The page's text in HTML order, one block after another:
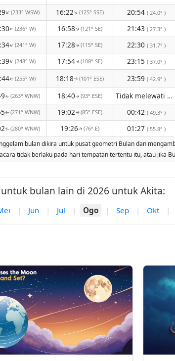
↑(233° WSW) 16:22↑(125° SSE) 20:54 ( 24.0° )
↑(236° W) 16:58↑(121° SE) 21:43 ( 27.3° )
↑(241° W) 17:28↑(115° SE) 22:30 ( 31.7° )
↑(248° W) 17:54↑(108° SE) 23:15 ( 37.0° )
↑(255° W) 18:18↑(101° ESE) 23:59 ( 42.9° )
↑(263° WNW) 18:40↑(93° ESE) Tidak melewati meridian
↑(271° WNW) 19:02↑(85° ESE) 00:42 ( 49.3° )
↑(280° WNW) 19:26↑(76° E) 01:27 ( 55.8° )
bulan dikira untuk pusat geometri Bulan dan
tidak berlaku pada hari tempatan tertentu itu, atau
bulan lain di 2026 untuk Akita:
| Jun | Jul | Ogo | Sep | Okt |